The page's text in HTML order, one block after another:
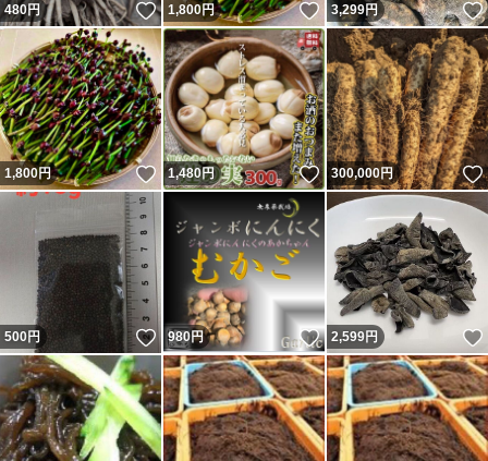
480円 いいね！
1,800円 いいね！
3,299円
1,800円 いいね！
1,480円 いいね！
300,000円
500円 いいね！
980円 いいね！
2,599円